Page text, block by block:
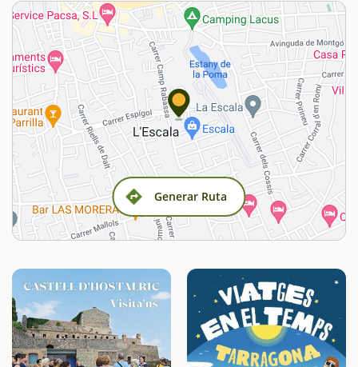
Generar Ruta